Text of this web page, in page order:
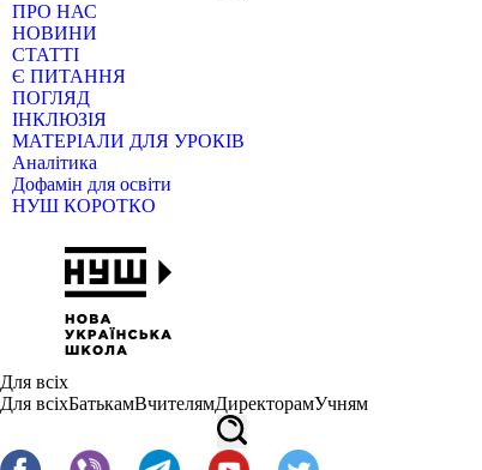
ПРО НАС
НОВИНИ
СТАТТІ
Є ПИТАННЯ
ПОГЛЯД
ІНКЛЮЗІЯ
МАТЕРІАЛИ ДЛЯ УРОКІВ
Аналітика
Дофамін для освіти
НУШ КОРОТКО
Для всіх
Для всіхБатькамВчителямДиректорамУчням